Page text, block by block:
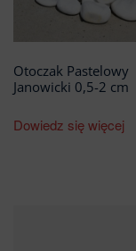
Otoczak Pastelowy
Janowicki 0,5-2 cm
Dowiedz się więcej